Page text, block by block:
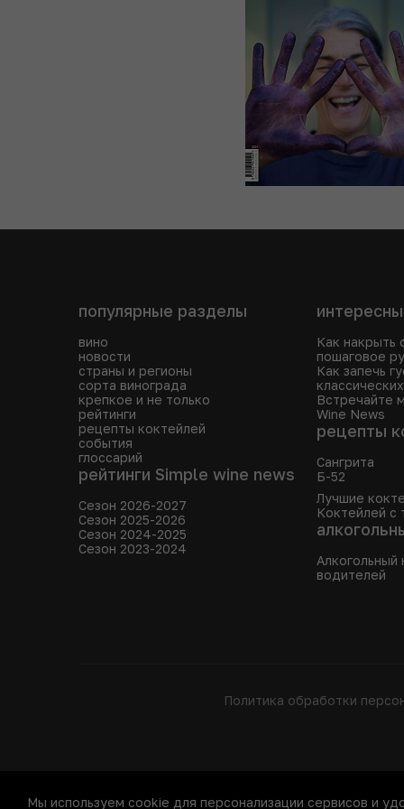
популярные разделы
вино
новости
страны и регионы
сорта винограда
крепкое и не только
рейтинги
рецепты коктейлей
события
глоссарий
рейтинги Simple wine news
Сезон 2026-2027
Сезон 2025-2026
Сезон 2024-2025
Сезон 2023-2024
Как накрыть
пошаговое
Как запечь
Встречайте
Wine News
рецепты
Сангрита
Б-52
Лучшие
Коктейлей с
Алкогольный
водителей
Политика обработки
Мы используем cookie для персонализации сервисов и